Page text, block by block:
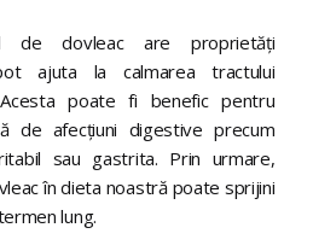
de dovleac are proprietăți
ajuta la calmarea tractului
poate fi benefic pentru
de afecțiuni digestive precum
sau gastrita. Prin urmare,
în dieta noastră poate sprijini
lung.